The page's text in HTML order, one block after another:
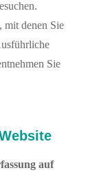
mit denen Sie
Sie
auf